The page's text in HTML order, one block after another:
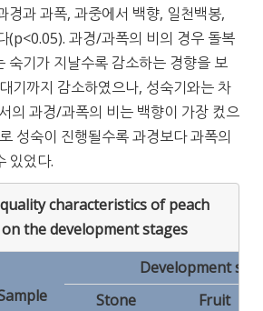
경과 과폭, 과중에서 백향, 일천백봉,
(p<0.05). 과경/과폭의 비의 경우 돌복
숙기가 지날수록 감소하는 경향을 보
기까지 감소하였으나, 성숙기와는 차
의 과경/과폭의 비는 백향이 가장 컸으
성숙이 진행될수록 과경보다 과폭의
있었다.
characteristics of peach
the development stages
Development
Stone
Fruit